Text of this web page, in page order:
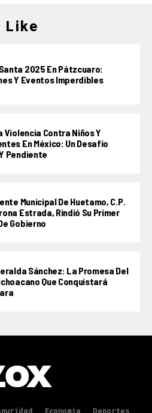
Like
2025 En Pátzcuaro:
Y Eventos Imperdibles
Violencia Contra Niños Y
En México: Un Desafío
Pendiente
Municipal De Huetamo, C.P.
Estrada, Rindió Su Primer
Gobierno
Sánchez: La Promesa Del
Que Conquistará
Economia Deportes